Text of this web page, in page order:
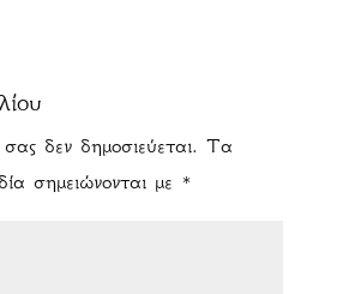
δεν δημοσιεύεται. Τα
σημειώνονται με *